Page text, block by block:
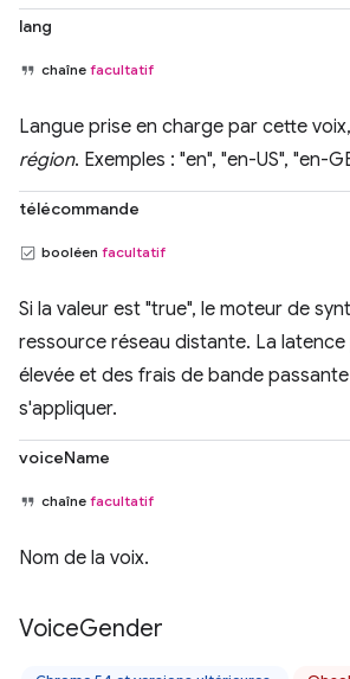
lang
chaîne facultatif
Langue prise en charge par cette
région. Exemples : "en", "en-US", "en-
télécommande
booléen facultatif
Si la valeur est "true", le moteur de
ressource réseau distante. La
élevée et des frais de bande
s'appliquer.
voiceName
chaîne facultatif
Nom de la voix.
VoiceGender